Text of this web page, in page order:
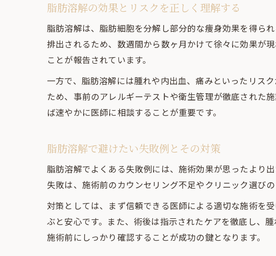
脂肪
鹿児
脂肪溶解の効果とリスクを正しく理解する
脂肪溶解は、脂肪細胞を分解し部分的な痩身効果を得ら
排出されるため、数週間から数ヶ月かけて徐々に効果が
ことが報告されています。
一方で、脂肪溶解には腫れや内出血、痛みといったリス
ため、事前のアレルギーテストや衛生管理が徹底された
ば速やかに医師に相談することが重要です。
脂肪溶解で避けたい失敗例とその対策
脂肪溶解でよくある失敗例には、施術効果が思ったより
失敗は、施術前のカウンセリング不足やクリニック選び
対策としては、まず信頼できる医師による適切な施術を
ぶと安心です。また、術後は指示されたケアを徹底し、
施術前にしっかり確認することが成功の鍵となります。